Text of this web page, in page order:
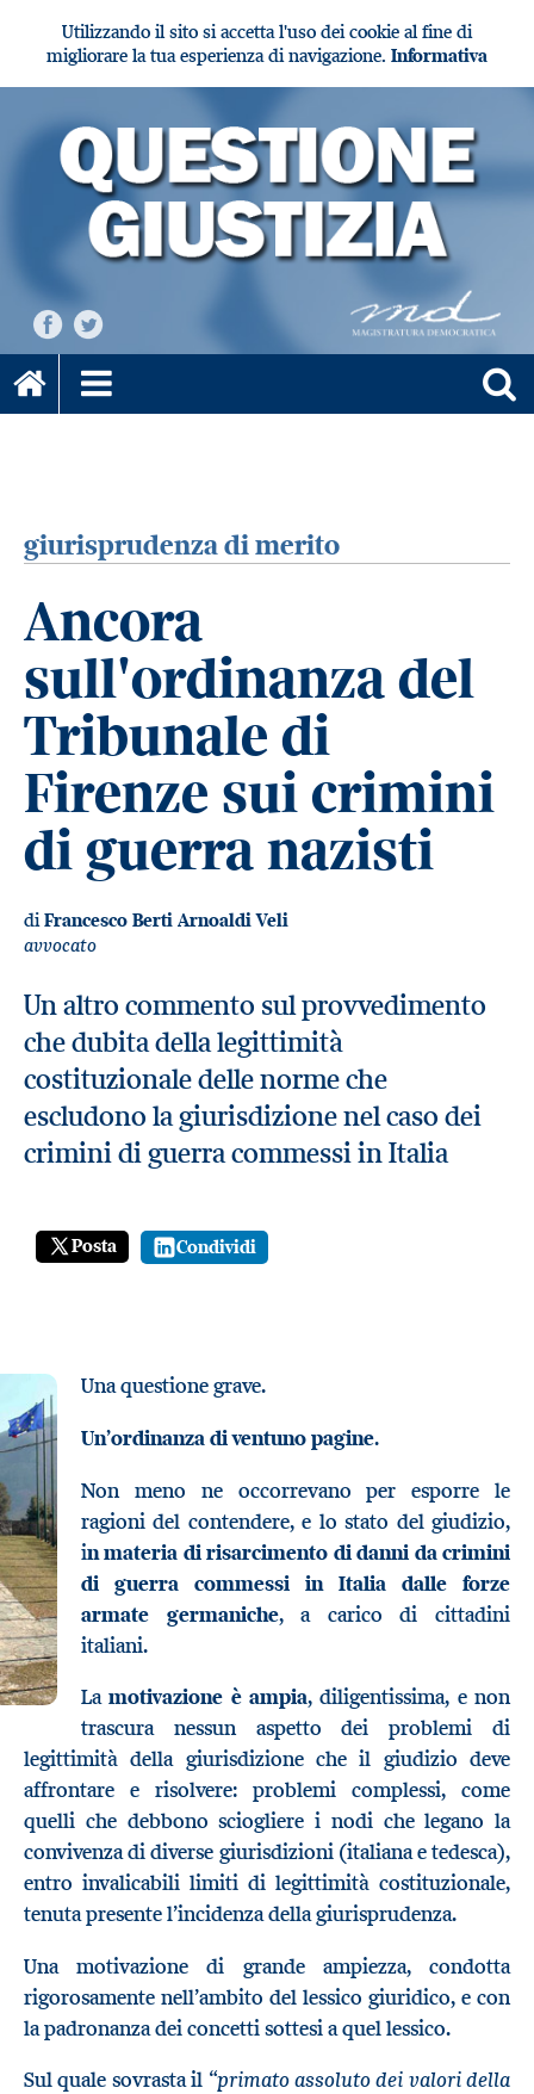
Utilizzando il sito si accetta l'uso dei cookie al fine di
migliorare la tua esperienza di navigazione. Informativa
giurisprudenza di merito
Ancora
sull'ordinanza del
Tribunale di
Firenze sui crimini
di guerra nazisti
di Francesco Berti Arnoaldi Veli
avvocato
Un altro commento sul provvedimento
che dubita della legittimità
costituzionale delle norme che
escludono la giurisdizione nel caso dei
crimini di guerra commessi in Italia
Posta Condividi
Una questione grave.
Un’ordinanza di ventuno pagine.
Non meno ne occorrevano per esporre le
ragioni del contendere, e lo stato del giudizio,
inmateria di risarcimento di danni da crimini
di guerra commessi in Italia dalle forze
armate germaniche, a carico di cittadini
italiani.
Lamotivazione è ampia, diligentissima, e non
trascura nessun aspetto dei problemi di
legittimità della giurisdizione che il giudizio deve
affrontare e risolvere: problemi complessi, come
quelli che debbono sciogliere i nodi che legano la
convivenza di diverse giurisdizioni (italiana e tedesca),
entro invalicabili limiti di legittimità costituzionale,
tenuta presente l’incidenza della giurisprudenza.
Una motivazione di grande ampiezza, condotta
rigorosamente nell’ambito del lessico giuridico, e con
la padronanza dei concetti sottesi a quel lessico.
Sul quale sovrasta il “primato assoluto dei valori della